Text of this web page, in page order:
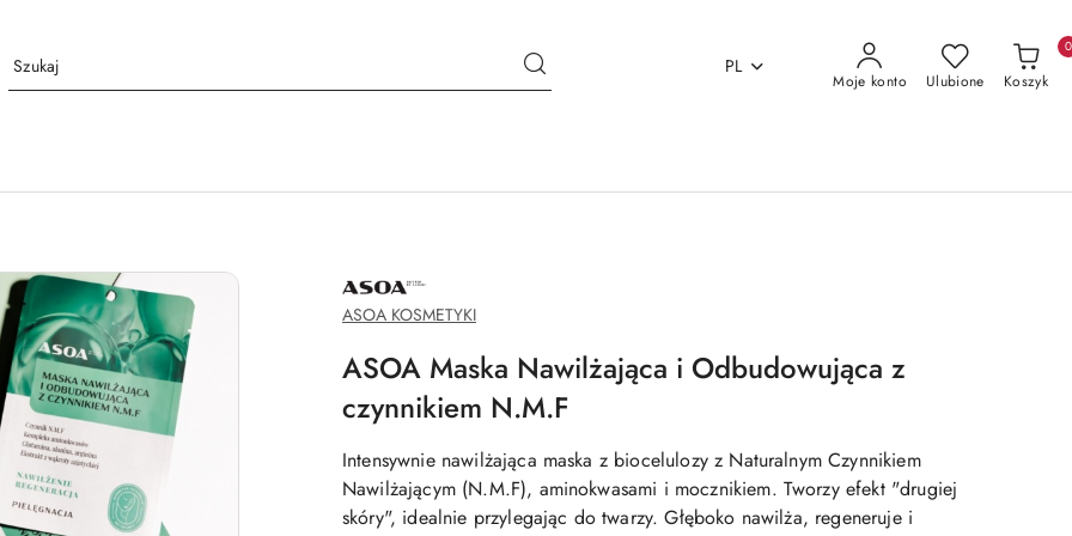
PL
Moje konto Ulubione Koszyk
0
NAZWA
PRODUCENTA:
ASOA
ASOA KOSMETYKI
ASOA Maska Nawilżająca i Odbudowująca z
czynnikiem N.M.F
Intensywnie nawilżająca maska z biocelulozy z Naturalnym Czynnikiem
Nawilżającym (N.M.F), aminokwasami i mocznikiem. Tworzy efekt "drugiej
skóry", idealnie przylegając do twarzy. Głęboko nawilża, regeneruje i